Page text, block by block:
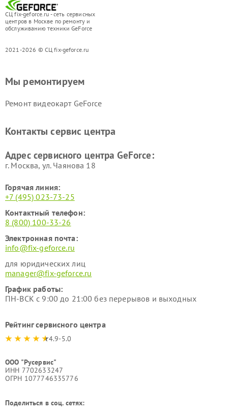
СЦ fix-geforce.ru - сеть сервисных
центров в Москве по ремонту и
обслуживанию техники GeForce
2021-2026 © СЦ fix-geforce.ru
Мы ремонтируем
Ремонт видеокарт GeForce
Контакты сервис центра
Адрес сервисного центра GeForce:
г. Москва, ул. Чаянова 18
Горячая линия:
+7 (495) 023-73-25
Контактный телефон:
8 (800) 100-33-26
Электронная почта:
info@fix-geforce.ru
для юридических лиц
manager@fix-geforce.ru
График работы:
ПН-ВСК с 9:00 до 21:00 без перерывов и выходных
Рейтинг сервисного центра
4.9-5.0
ООО "Русервис"
ИНН 7702633247
ОГРН 1077746335776
Поделиться в соц. сетях: